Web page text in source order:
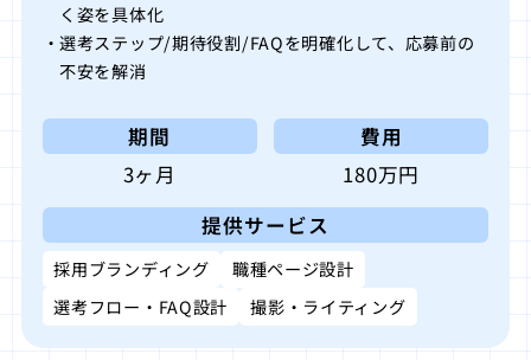
く姿を具体化
選考ステップ/期待役割/FAQを明確化して、応募前の
不安を解消
期間
3ヶ月
費用
180万円
提供サービス
採用ブランディング
職種ページ設計
選考フロー・FAQ設計
撮影・ライティング